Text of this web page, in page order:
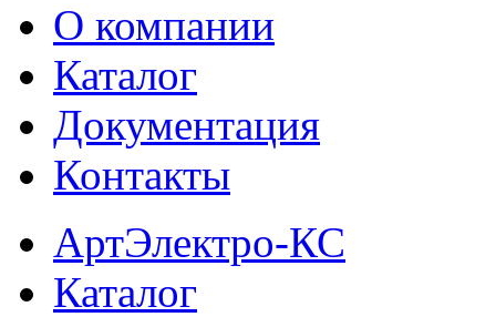
О компании
Каталог
Документация
Контакты
АртЭлектро-КС
Каталог